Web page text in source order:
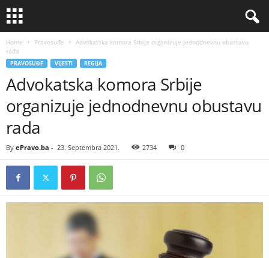
Home Pravosuđe
Advokatska komora Srbije organizuje jednodnevnu obustavu
rada
PRAVOSUĐE VIJESTI REGIJA
Advokatska komora Srbije
organizuje jednodnevnu obustavu
rada
By ePravo.ba - 23. Septembra 2021. 2734 0